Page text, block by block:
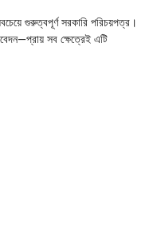
গুরুত্বপূর্ণ সরকারি পরিচয়পত্র।
সব ক্ষেত্রেই এটি